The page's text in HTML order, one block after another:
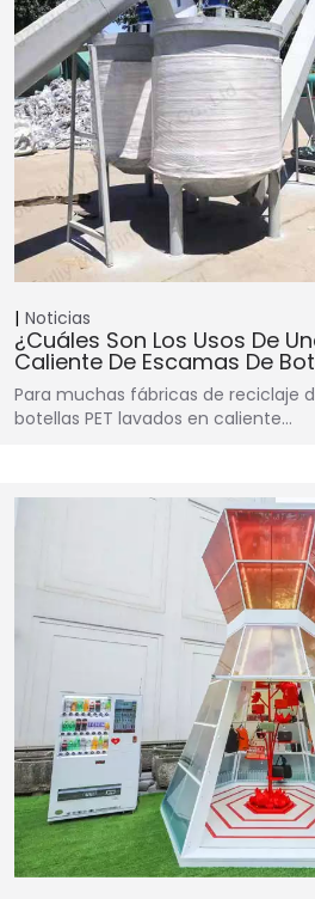
Noticias
¿Cuáles Son Los Usos De
Caliente De Escamas De
Para muchas fábricas de reciclaje
botellas PET lavados en caliente…